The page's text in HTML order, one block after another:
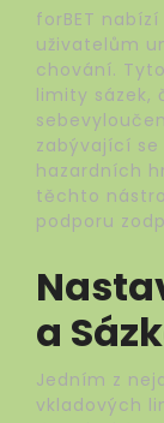
forBET
uživatelům
chování.
limity sázek,
zabývající
hazardních
těchto
podporu
a
Jedním z
vkladových